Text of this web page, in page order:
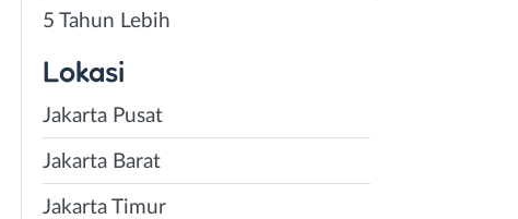
5 Tahun Lebih
Lokasi
Jakarta Pusat
Jakarta Barat
Jakarta Timur